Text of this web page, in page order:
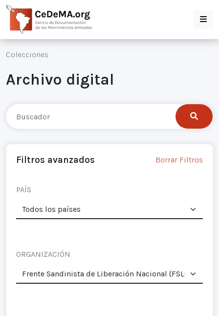
Colecciones
Archivo digital
Filtros avanzados Borrar Filtros
PAÍS
ORGANIZACIÓN